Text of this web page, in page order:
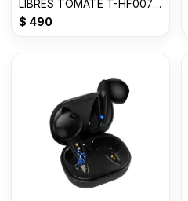
LIBRES TOMATE T-HF007
FOR LIGHTNING--
$ 490